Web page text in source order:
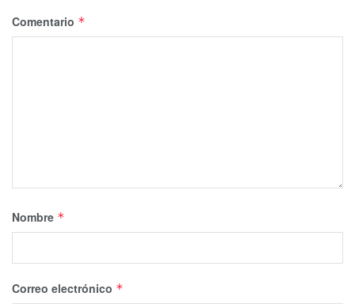
Comentario *
Nombre *
Correo electrónico *